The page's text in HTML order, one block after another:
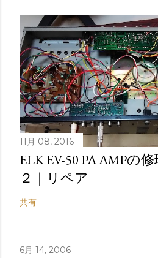
11月 08, 2016
ELK EV-50 PA AMPの
２｜リペア
共有
6月 14, 2006